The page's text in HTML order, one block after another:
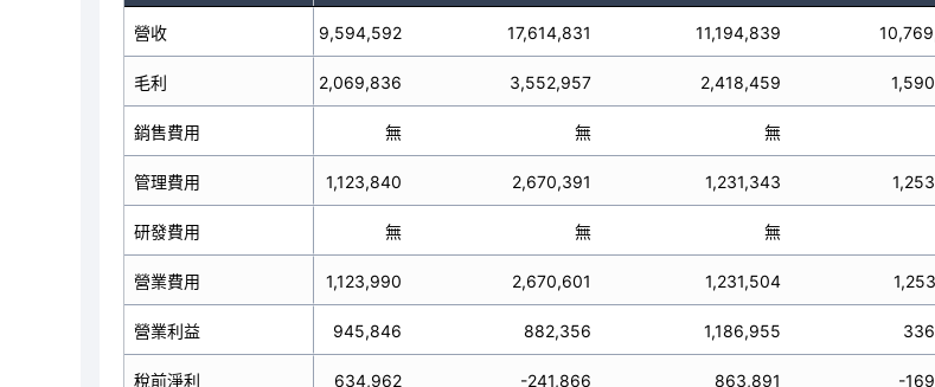
營收
毛利
銷售費用
管理費用
研發費用
營業費用
營業利益
稅前淨利
8,337,428 9,594,592 17,614,831 11,194,839
1,568,641 2,069,836 3,552,957 2,418,459
無 無 無 無
1,026,915 1,123,840 2,670,391 1,231,343
無 無 無 無
1,027,081 1,123,990 2,670,601 1,231,504
541,560 945,846 882,356 1,186,955
900,405 634,962 -241,866 863,891 -